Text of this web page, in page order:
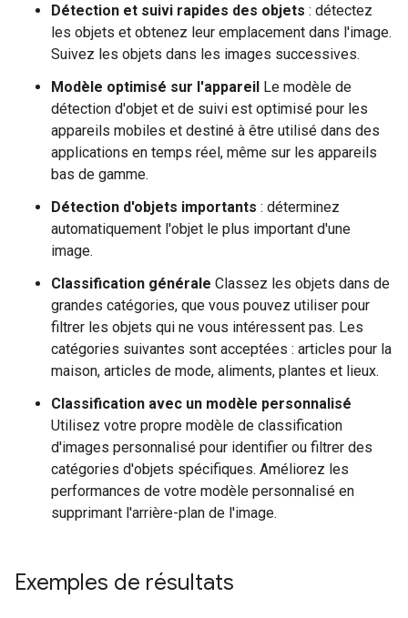
Détection et suivi rapides des objets : détectez
les objets et obtenez leur emplacement dans l'image.
Suivez les objets dans les images successives.
Modèle optimisé sur l'appareil Le modèle de
détection d'objet et de suivi est optimisé pour les
appareils mobiles et destiné à être utilisé dans des
applications en temps réel, même sur les appareils
bas de gamme.
Détection d'objets importants : déterminez
automatiquement l'objet le plus important d'une
image.
Classification générale Classez les objets dans de
grandes catégories, que vous pouvez utiliser pour
filtrer les objets qui ne vous intéressent pas. Les
catégories suivantes sont acceptées : articles pour la
maison, articles de mode, aliments, plantes et lieux.
Classification avec un modèle personnalisé
Utilisez votre propre modèle de classification
d'images personnalisé pour identifier ou filtrer des
catégories d'objets spécifiques. Améliorez les
performances de votre modèle personnalisé en
supprimant l'arrière-plan de l'image.
Exemples de résultats